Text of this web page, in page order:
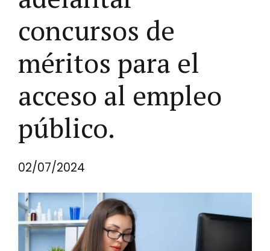
concursos de
méritos para el
acceso al empleo
público.
02/07/2024